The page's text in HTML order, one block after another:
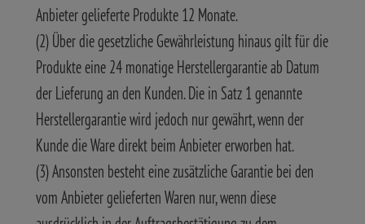
Anbieter gelieferte Produkte 12 Monate.
(2) Über die gesetzliche Gewährleistung hinaus gilt für die
Produkte eine 24 monatige Herstellergarantie ab Datum
der Lieferung an den Kunden. Die in Satz 1 genannte
Herstellergarantie wird jedoch nur gewährt, wenn der
Kunde die Ware direkt beim Anbieter erworben hat.
(3) Ansonsten besteht eine zusätzliche Garantie bei den
vom Anbieter gelieferten Waren nur, wenn diese